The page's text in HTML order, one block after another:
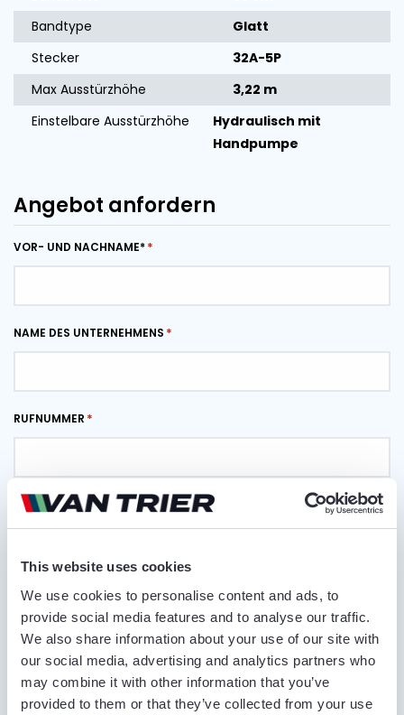
This website uses cookies
We use cookies to personalise content and ads, to
provide social media features and to analyse our traffic.
We also share information about your use of our site with
our social media, advertising and analytics partners who
may combine it with other information that you’ve
provided to them or that they’ve collected from your use
Bandtype
Glatt
Stecker
32A-5P
Max Ausstürzhöhe
3,22 m
Einstelbare Ausstürzhöhe
Hydraulisch mit
Handpumpe
Angebot anfordern
VOR- UND NACHNAME*
NAME DES UNTERNEHMENS
RUFNUMMER
E-MAIL ADRESSE
LIEFERORT
KOMMENTARE